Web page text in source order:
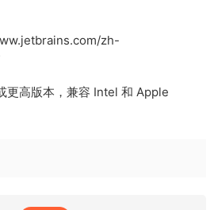
zh-
更高版本，兼容 Intel 和 Apple